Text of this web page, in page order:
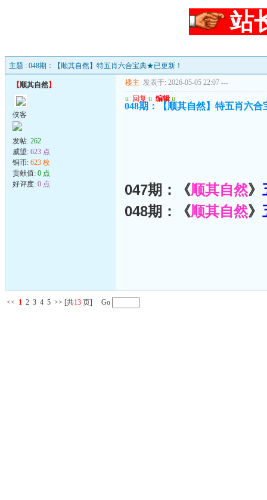
站
主题 : 048期：【顺其自然】特五肖六合宝典★已更新！
【顺其自然】
侠客
发帖: 262
威望: 623 点
铜币: 623 枚
贡献值: 0 点
好评度: 0 点
楼主 发表于: 2026-05-05 22:07 ---
u 回复 u 编辑 u
048期：【顺其自然】特五肖六
047期：《顺其自然》
048期：《顺其自然》
<< 1 2 3 4 5 >> [共13 页] Go